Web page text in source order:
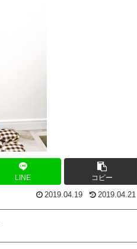
LINE コピー
2019.04.19 2019.04.21